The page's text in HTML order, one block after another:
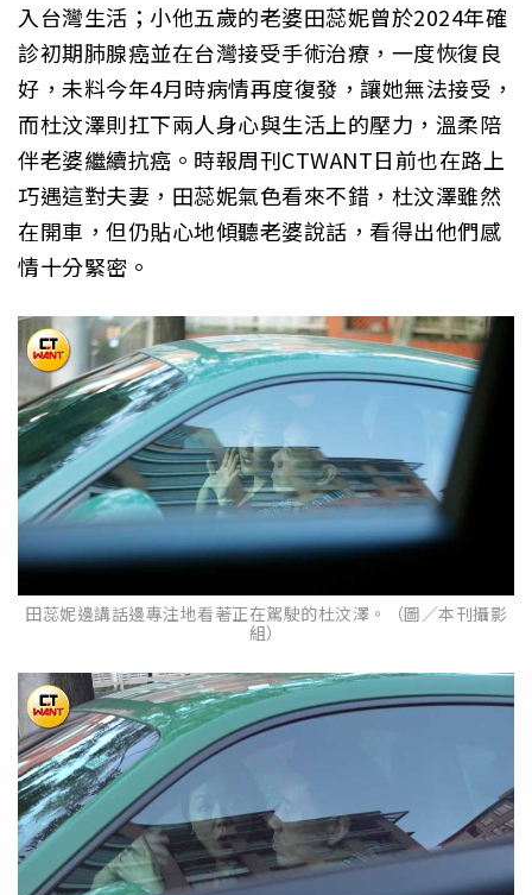
入台灣生活；小他五歲的老婆田蕊妮曾於2024年確
診初期肺腺癌並在台灣接受手術治療，一度恢復良
好，未料今年4月時病情再度復發，讓她無法接受，
而杜汶澤則扛下兩人身心與生活上的壓力，溫柔陪
伴老婆繼續抗癌。時報周刊CTWANT日前也在路上
巧遇這對夫妻，田蕊妮氣色看來不錯，杜汶澤雖然
在開車，但仍貼心地傾聽老婆說話，看得出他們感
情十分緊密。
田蕊妮邊講話邊專注地看著正在駕駛的杜汶澤。（圖／本刊攝影
組）